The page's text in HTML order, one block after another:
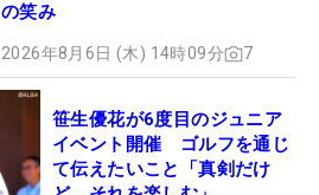
の笑み
2026年8月6日 (木) 14時09分 7
笹生優花が6度目のジュニア
イベント開催 ゴルフを通じ
て伝えたいこと「真剣だけ